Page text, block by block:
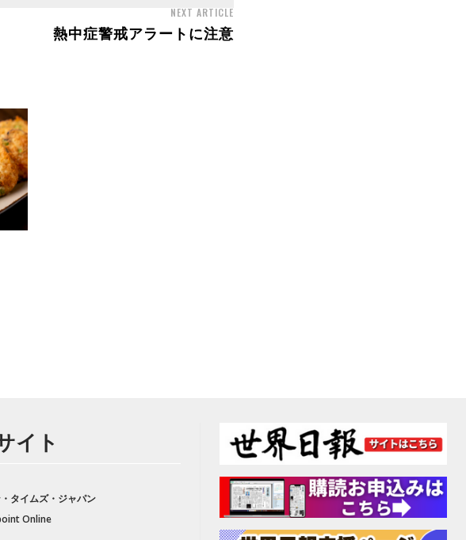
NEXT ARTICLE
熱中症警戒アラートに注意
イト
タイムズ・ジャパン
Online